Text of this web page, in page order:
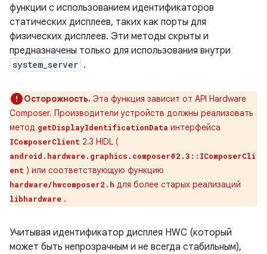
функции с использованием идентификаторов
статических дисплеев, таких как порты для
физических дисплеев. Эти методы скрыты и
предназначены только для использования внутри
system_server .
Осторожность. Эта функция зависит от API Hardware
Composer. Производители устройств должны реализовать
метод getDisplayIdentificationData интерфейса
IComposerClient 2.3 HIDL (
android.hardware.graphics.composer@2.3::IComposerCli
ent ) или соответствующую функцию
hardware/hwcomposer2.h для более старых реализаций
libhardware .
Учитывая идентификатор дисплея HWC (который
может быть непрозрачным и не всегда стабильным),